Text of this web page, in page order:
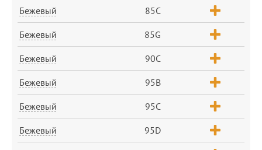
Бежевый 85C
Бежевый 85G
Бежевый 90C
Бежевый 95B
Бежевый 95C
Бежевый 95D